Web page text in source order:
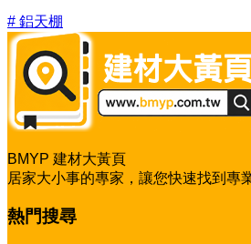
# 鋁天棚
BMYP 建材大黃頁
居家大小事的專家，讓您快速找到專
熱門搜尋